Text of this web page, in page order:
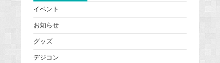
イベント
お知らせ
グッズ
デジコン